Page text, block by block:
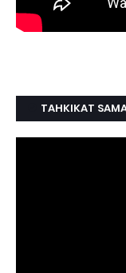
TAHKIKAT